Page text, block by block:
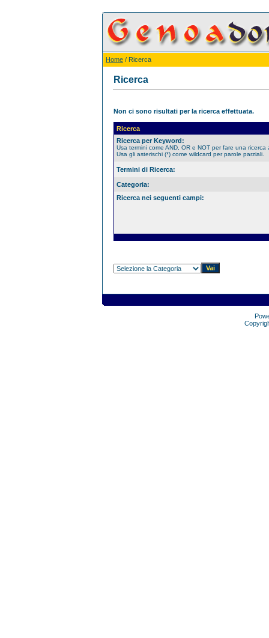
Home / Ricerca
Ricerca
Non ci sono risultati per la ricerca effettuata.
Ricerca
Ricerca per Keyword:
Usa termini come AND, OR e NOT per fare una ricerca
Usa gli asterischi (*) come wildcard per parole parziali.
Termini di Ricerca:
Categoria:
Ricerca nei seguenti campi: